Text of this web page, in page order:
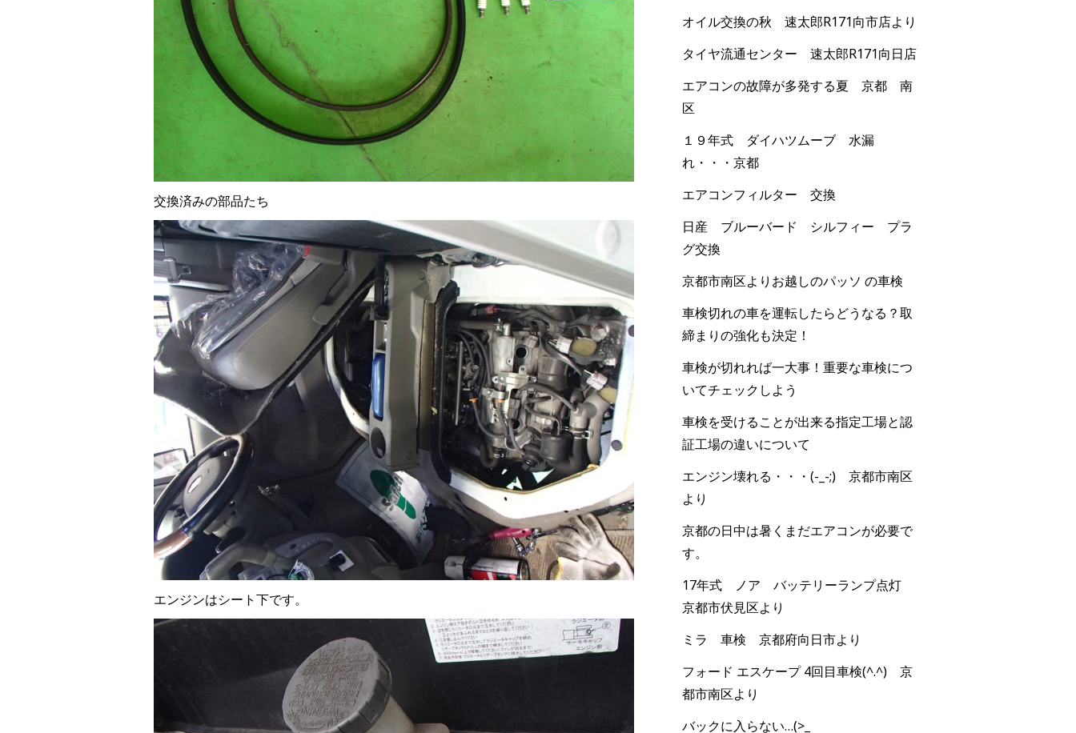
交換済みの部品たち
エンジンはシート下です。
オイル交換の秋 速太郎R171向市店より
タイヤ流通センター 速太郎R171向日店
エアコンの故障が多発する夏 京都 南
区
１９年式 ダイハツムーブ 水漏
れ・・・京都
エアコンフィルター 交換
日産 ブルーバード シルフィー プラ
グ交換
京都市南区よりお越しのパッソ の車検
車検切れの車を運転したらどうなる？取
締まりの強化も決定！
車検が切れれば一大事！重要な車検につ
いてチェックしよう
車検を受けることが出来る指定工場と認
証工場の違いについて
エンジン壊れる・・・(-_-;) 京都市南区
より
京都の日中は暑くまだエアコンが必要で
す。
17年式 ノア バッテリーランプ点灯
京都市伏見区より
ミラ 車検 京都府向日市より
フォード エスケープ 4回目車検(^.^) 京
都市南区より
バックに入らない…(>_